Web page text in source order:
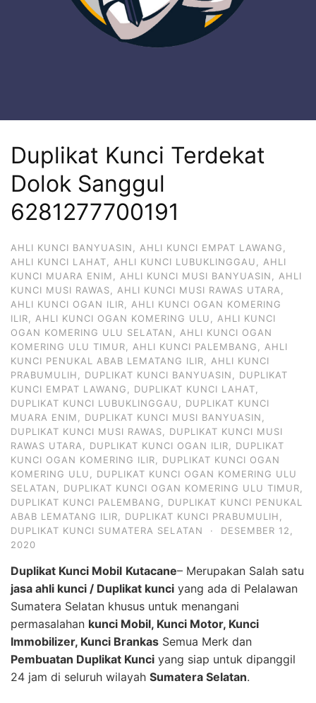
Duplikat Kunci Terdekat
Dolok Sanggul
6281277700191
AHLI KUNCI BANYUASIN, AHLI KUNCI EMPAT LAWANG,
AHLI KUNCI LAHAT, AHLI KUNCI LUBUKLINGGAU, AHLI
KUNCI MUARA ENIM, AHLI KUNCI MUSI BANYUASIN, AHLI
KUNCI MUSI RAWAS, AHLI KUNCI MUSI RAWAS UTARA,
AHLI KUNCI OGAN ILIR, AHLI KUNCI OGAN KOMERING
ILIR, AHLI KUNCI OGAN KOMERING ULU, AHLI KUNCI
OGAN KOMERING ULU SELATAN, AHLI KUNCI OGAN
KOMERING ULU TIMUR, AHLI KUNCI PALEMBANG, AHLI
KUNCI PENUKAL ABAB LEMATANG ILIR, AHLI KUNCI
PRABUMULIH, DUPLIKAT KUNCI BANYUASIN, DUPLIKAT
KUNCI EMPAT LAWANG, DUPLIKAT KUNCI LAHAT,
DUPLIKAT KUNCI LUBUKLINGGAU, DUPLIKAT KUNCI
MUARA ENIM, DUPLIKAT KUNCI MUSI BANYUASIN,
DUPLIKAT KUNCI MUSI RAWAS, DUPLIKAT KUNCI MUSI
RAWAS UTARA, DUPLIKAT KUNCI OGAN ILIR, DUPLIKAT
KUNCI OGAN KOMERING ILIR, DUPLIKAT KUNCI OGAN
KOMERING ULU, DUPLIKAT KUNCI OGAN KOMERING ULU
SELATAN, DUPLIKAT KUNCI OGAN KOMERING ULU TIMUR,
DUPLIKAT KUNCI PALEMBANG, DUPLIKAT KUNCI PENUKAL
ABAB LEMATANG ILIR, DUPLIKAT KUNCI PRABUMULIH,
DUPLIKAT KUNCI SUMATERA SELATAN
·
DESEMBER 12,
2020
Duplikat Kunci Mobil Kutacane– Merupakan Salah satu
jasa ahli kunci / Duplikat kunci yang ada di Pelalawan
Sumatera Selatan khusus untuk menangani
permasalahan kunci Mobil, Kunci Motor, Kunci
Immobilizer, Kunci Brankas Semua Merk dan
Pembuatan Duplikat Kunci yang siap untuk dipanggil
24 jam di seluruh wilayah Sumatera Selatan.